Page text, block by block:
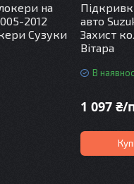
на
2012
Сузуки
авто
Захист
Вітара
В
1 097 ₴/